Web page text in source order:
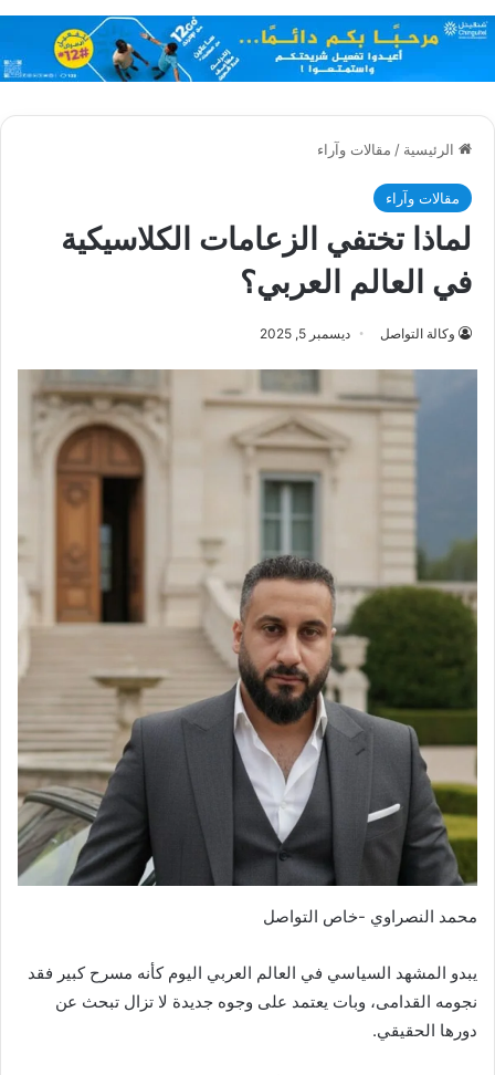
الرئيسية / مقالات وآراء
مقالات وآراء
لماذا تختفي الزعامات الكلاسيكية
في العالم العربي؟
وكالة التواصل ديسمبر 5, 2025
محمد النصراوي -خاص التواصل
‏يبدو المشهد السياسي في العالم العربي اليوم كأنه مسرح كبير فقد
نجومه القدامى، وبات يعتمد على وجوه جديدة لا تزال تبحث عن
دورها الحقيقي.